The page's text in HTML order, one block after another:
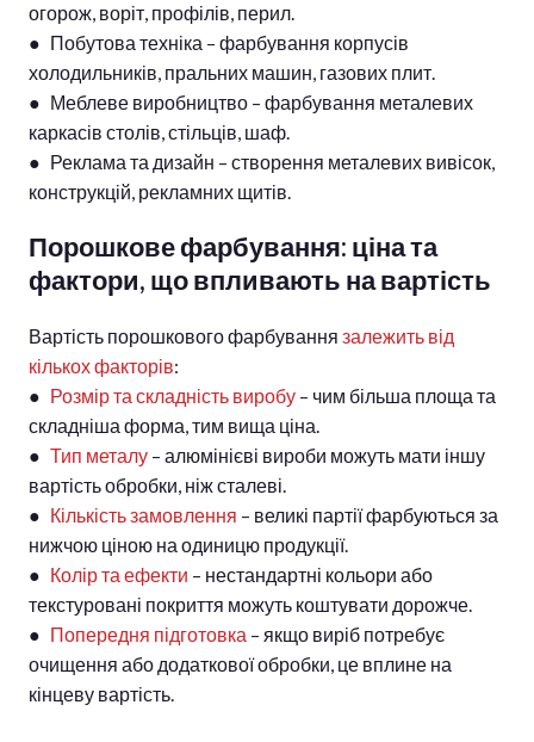
огорож, воріт, профілів, перил.
● Побутова техніка – фарбування корпусів
холодильників, пральних машин, газових плит.
● Меблеве виробництво – фарбування металевих
каркасів столів, стільців, шаф.
● Реклама та дизайн – створення металевих вивісок,
конструкцій, рекламних щитів.
Порошкове фарбування: ціна та
фактори, що впливають на вартість
Вартість порошкового фарбування залежить від
кількох факторів:
● Розмір та складність виробу – чим більша площа та
складніша форма, тим вища ціна.
● Тип металу – алюмінієві вироби можуть мати іншу
вартість обробки, ніж сталеві.
● Кількість замовлення – великі партії фарбуються за
нижчою ціною на одиницю продукції.
● Колір та ефекти – нестандартні кольори або
текстуровані покриття можуть коштувати дорожче.
● Попередня підготовка – якщо виріб потребує
очищення або додаткової обробки, це вплине на
кінцеву вартість.